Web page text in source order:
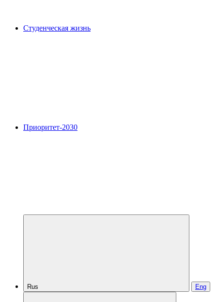
Студенческая жизнь
Приоритет-2030
Rus Eng